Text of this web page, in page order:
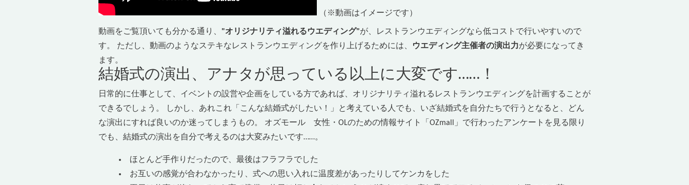
（※動画はイメージです）
動画をご覧頂いても分かる通り、 "オリジナリティ溢れるウエディング"が、レストランウエディングなら低コストで行いやすいので
す。 ただし、動画のようなステキなレストランウエディングを作り上げるためには、
ウエディング主催者の演出力 が必要になってき
ます。
結婚式の演出、アナタが思っている以上に大変です……！
日常的に仕事として、イベントの設営や企画をしている方であれば、オリジナリティ溢れるレストランウエディングを計画することが
できるでしょう。 しかし、あれこれ「こんな結婚式がしたい！」と考えている人でも、いざ結婚式を自分たちで行うとなると、どん
な演出にすれば良いのか迷ってしまうもの。 オズモール 女性・OLのための情報サイト「OZmall」で行わったアンケートを見る限り
でも、結婚式の演出を自分で考えるのは大変みたいです……。
ほとんど手作りだったので、最後はフラフラでした
お互いの感覚が合わなかったり、式への思い入れに温度差があったりしてケンカをした